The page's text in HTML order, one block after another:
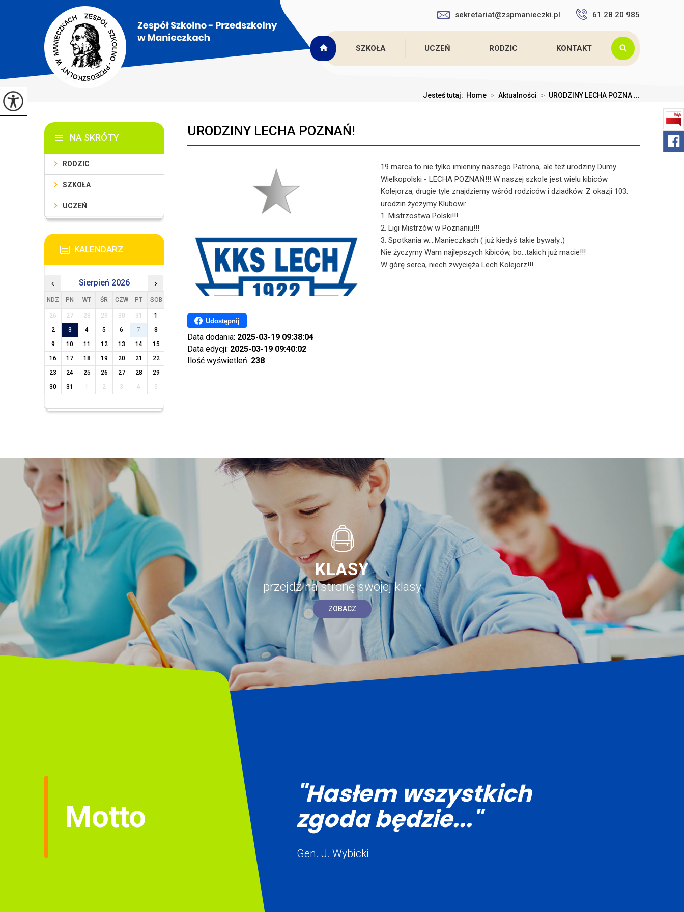
sekretariat@zspmanieczki.pl 61 28 20 985
SZKOŁA UCZEŃ RODZIC KONTAKT
Jesteś tutaj: Home > Aktualności > URODZINY LECHA POZNA ...
URODZINY LECHA POZNAŃ!
19 marca to nie tylko imieniny naszego Patrona, ale też urodziny Dumy
Wielkopolski - LECHA POZNAŃ!!! W naszej szkole jest wielu kibiców
Kolejorza, drugie tyle znajdziemy wśród rodziców i dziadków. Z okazji 103.
urodzin życzymy Klubowi:
1. Mistrzostwa Polski!!!
2. Ligi Mistrzów w Poznaniu!!!
3. Spotkania w....Manieczkach ( już kiedyś takie bywały..)
Nie życzymy Wam najlepszych kibiców, bo...takich już macie!!!
W górę serca, niech zwycięża Lech Kolejorz!!!
Udostępnij
Data dodania: 2025-03-19 09:38:04
Data edycji: 2025-03-19 09:40:02
Ilość wyświetleń: 238
NA SKRÓTY
RODZIC
SZKOŁA
UCZEŃ
KALENDARZ
‹ Sierpień 2026 ›
NDZ PN WT ŚR CZW PT SOB
26 27 28 29 30 31
1
2
3 4 5 6 7
8
9
10 11 12 13 14
15
16
17 18 19 20 21
22
23
24 25 26 27 28
29
30
31 1 2 3 4 5
KLASY
przejdź na stronę swojej klasy
ZOBACZ
"Hasłem wszystkich
zgoda będzie..."
Gen. J. Wybicki